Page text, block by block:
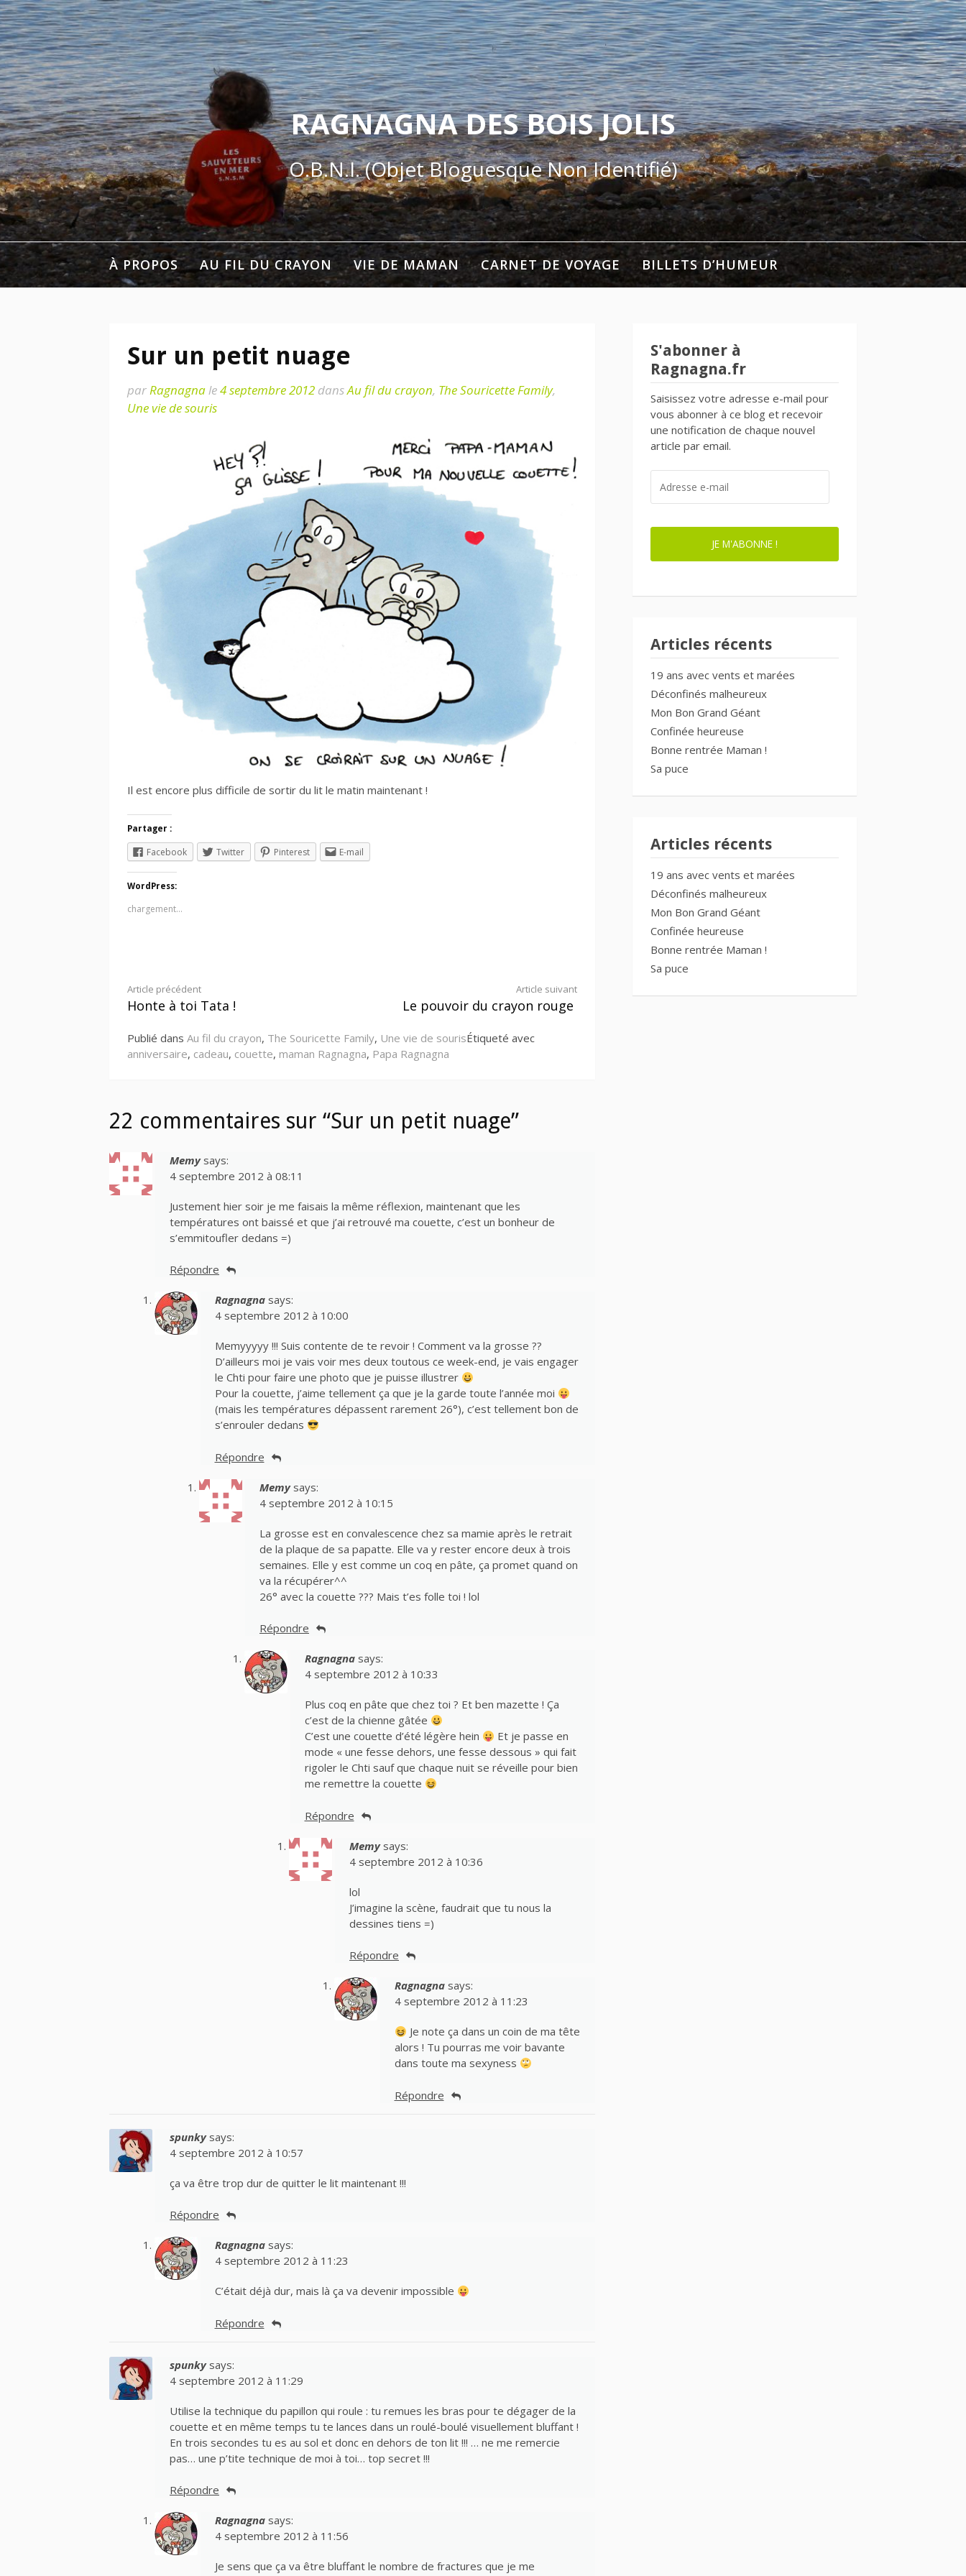
Aller
au
contenu
RAGNAGNA DES BOIS JOLIS
O.B.N.I. (Objet Bloguesque Non Identifié)
À PROPOS AU FIL DU CRAYON VIE DE MAMAN CARNET DE VOYAGE BILLETS D’HUMEUR
Sur un petit nuage
parRagnagnale4 septembre 2012 dansAu fil du crayon, The Souricette Family,
Une vie de souris
Il est encore plus difficile de sortir du lit le matin maintenant !
Partager :
Facebook Twitter Pinterest E-mail
WordPress:
chargement…
Lire
suite
Article précédent
Honte à toi Tata !
Article suivant
Le pouvoir du crayon rouge
Publié dans Au fil du crayon, The Souricette Family, Une vie de sourisÉtiqueté avec
anniversaire, cadeau, couette, maman Ragnagna, Papa Ragnagna
22 commentaires sur “Sur un petit nuage”
Memy says:
4 septembre 2012 à 08:11
Justement hier soir je me faisais la même réflexion, maintenant que les
températures ont baissé et que j’ai retrouvé ma couette, c’est un bonheur de
s’emmitoufler dedans =)
Répondre
Ragnagna says:
4 septembre 2012 à 10:00
Memyyyyy !!! Suis contente de te revoir ! Comment va la grosse ??
D’ailleurs moi je vais voir mes deux toutous ce week-end, je vais engager
le Chti pour faire une photo que je puisse illustrer
Pour la couette, j’aime tellement ça que je la garde toute l’année moi
(mais les températures dépassent rarement 26°), c’est tellement bon de
s’enrouler dedans
Répondre
Memy says:
4 septembre 2012 à 10:15
La grosse est en convalescence chez sa mamie après le retrait
de la plaque de sa papatte. Elle va y rester encore deux à trois
semaines. Elle y est comme un coq en pâte, ça promet quand on
va la récupérer^^
26° avec la couette ??? Mais t’es folle toi ! lol
Répondre
Ragnagna says:
4 septembre 2012 à 10:33
Plus coq en pâte que chez toi ? Et ben mazette ! Ça
c’est de la chienne gâtée
C’est une couette d’été légère hein
Et je passe en
mode « une fesse dehors, une fesse dessous » qui fait
rigoler le Chti sauf que chaque nuit se réveille pour bien
me remettre la couette
Répondre
Memy says:
4 septembre 2012 à 10:36
lol
J’imagine la scène, faudrait que tu nous la
dessines tiens =)
Répondre
Ragnagna says:
4 septembre 2012 à 11:23
Je note ça dans un coin de ma tête
alors ! Tu pourras me voir bavante
dans toute ma sexyness
Répondre
spunky says:
4 septembre 2012 à 10:57
ça va être trop dur de quitter le lit maintenant !!!
Répondre
Ragnagna says:
4 septembre 2012 à 11:23
C’était déjà dur, mais là ça va devenir impossible
Répondre
spunky says:
4 septembre 2012 à 11:29
Utilise la technique du papillon qui roule : tu remues les bras pour te dégager de la
couette et en même temps tu te lances dans un roulé-boulé visuellement bluffant !
En trois secondes tu es au sol et donc en dehors de ton lit !!! … ne me remercie
pas… une p’tite technique de moi à toi… top secret !!!
Répondre
Ragnagna says:
4 septembre 2012 à 11:56
Je sens que ça va être bluffant le nombre de fractures que je me
S'abonner à
Ragnagna.fr
Saisissez votre adresse e-mail pour
vous abonner à ce blog et recevoir
une notification de chaque nouvel
article par email.
MAIL
JE M'ABONNE !
Articles récents
19 ans avec vents et marées
Déconfinés malheureux
Mon Bon Grand Géant
Confinée heureuse
Bonne rentrée Maman !
Sa puce
Articles récents
19 ans avec vents et marées
Déconfinés malheureux
Mon Bon Grand Géant
Confinée heureuse
Bonne rentrée Maman !
Sa puce